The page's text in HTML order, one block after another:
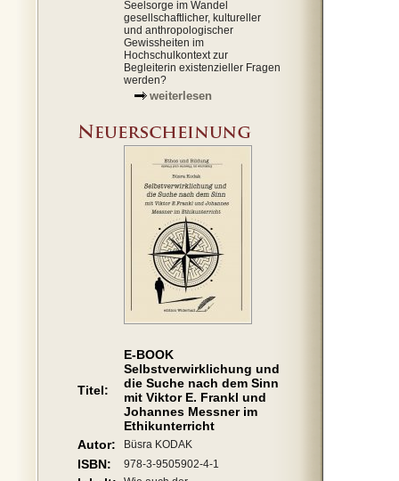
Seelsorge im Wandel
gesellschaftlicher, kultureller
und anthropologischer
Gewissheiten im
Hochschulkontext zur
Begleiterin existenzieller Fragen
werden?
weiterlesen
Titel:
E-BOOK
Selbstverwirklichung und
die Suche nach dem Sinn
mit Viktor E. Frankl und
Johannes Messner im
Ethikunterricht
Autor:
Büsra KODAK
ISBN: 978-3-9505902-4-1